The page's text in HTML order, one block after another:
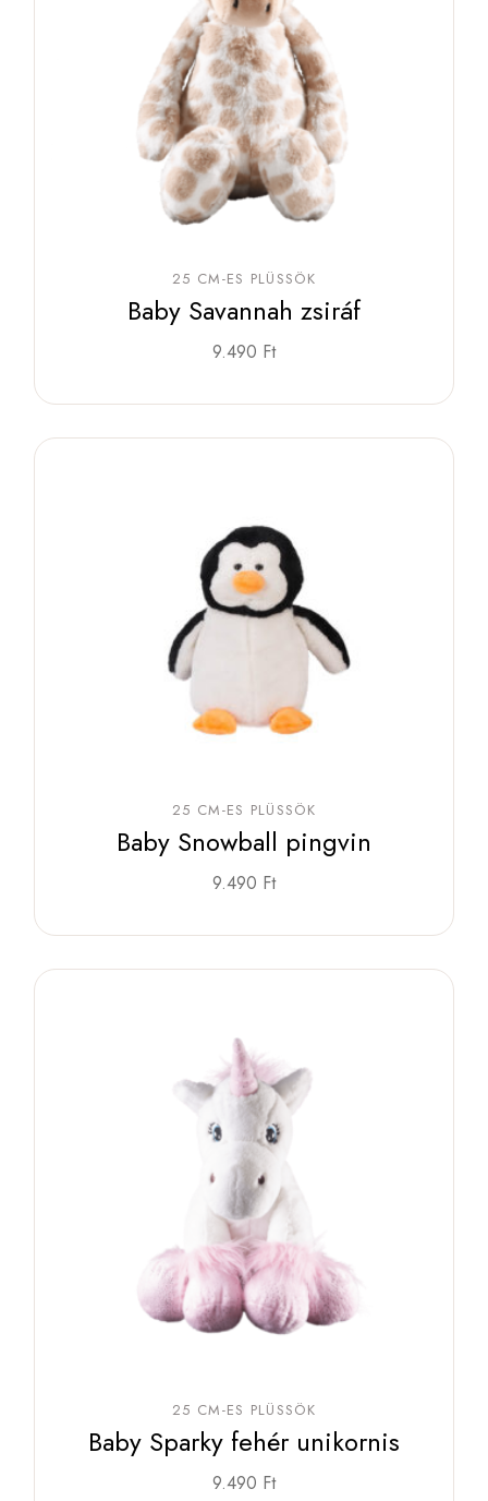
25 CM-ES PLÜSSÖK
Baby Savannah zsiráf
9.490 Ft
25 CM-ES PLÜSSÖK
Baby Snowball pingvin
9.490 Ft
25 CM-ES PLÜSSÖK
Baby Sparky fehér unikornis
9.490 Ft